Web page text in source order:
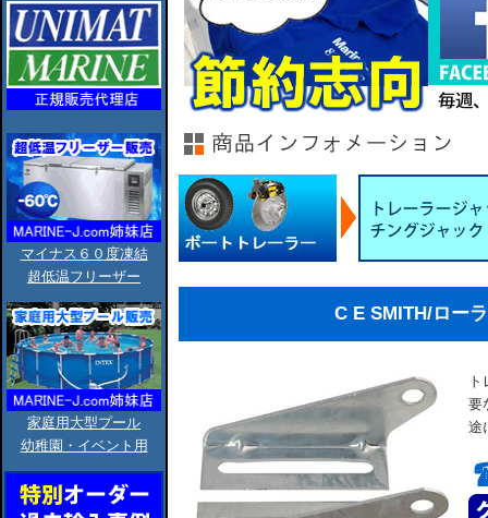
マイナス６０度凍結
超低温フリーザー
家庭用大型プール
幼稚園・イベント用
C E SMITH/ロー
要
途